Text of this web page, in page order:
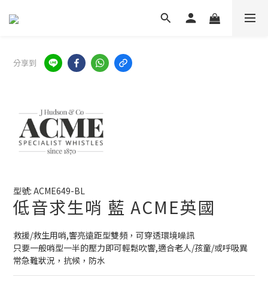
分享到
型號: ACME649-BL
低音求生哨 藍 ACME英國
救援/救生用哨,響亮遠距型雙頻，可穿透環境噪訊
只要一般哨型一半的壓力即可輕鬆吹響,適合老人/孩童/或呼吸異
常急難狀況，抗候，防水